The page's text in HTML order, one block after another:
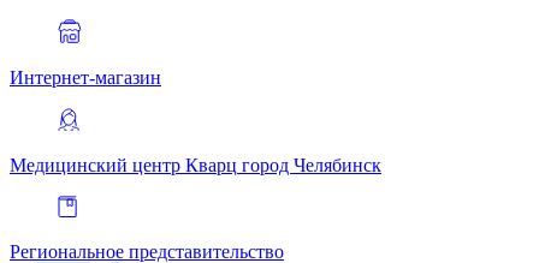
Интернет-магазин
Медицинский центр Кварц город Челябинск
Региональное представительство